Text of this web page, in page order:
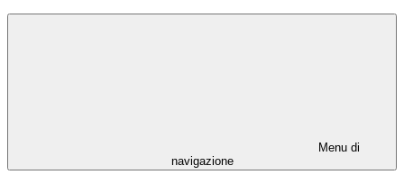
Menu di
navigazione